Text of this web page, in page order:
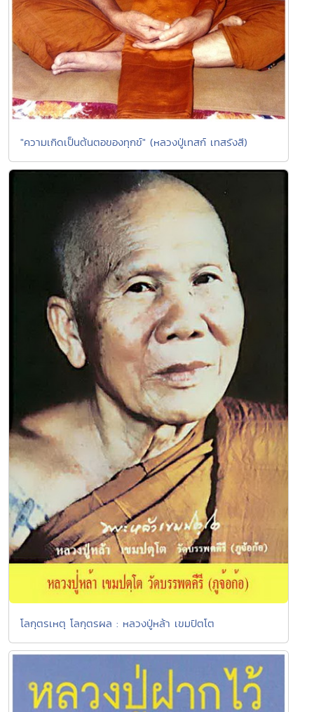
"ความเกิดเป็นต้นตอของทุกข์" (หลวงปู่เทสก์ เทสรังสี)
โลกุตรเหตุ โลกุตรผล : หลวงปู่หล้า เขมปัตโต